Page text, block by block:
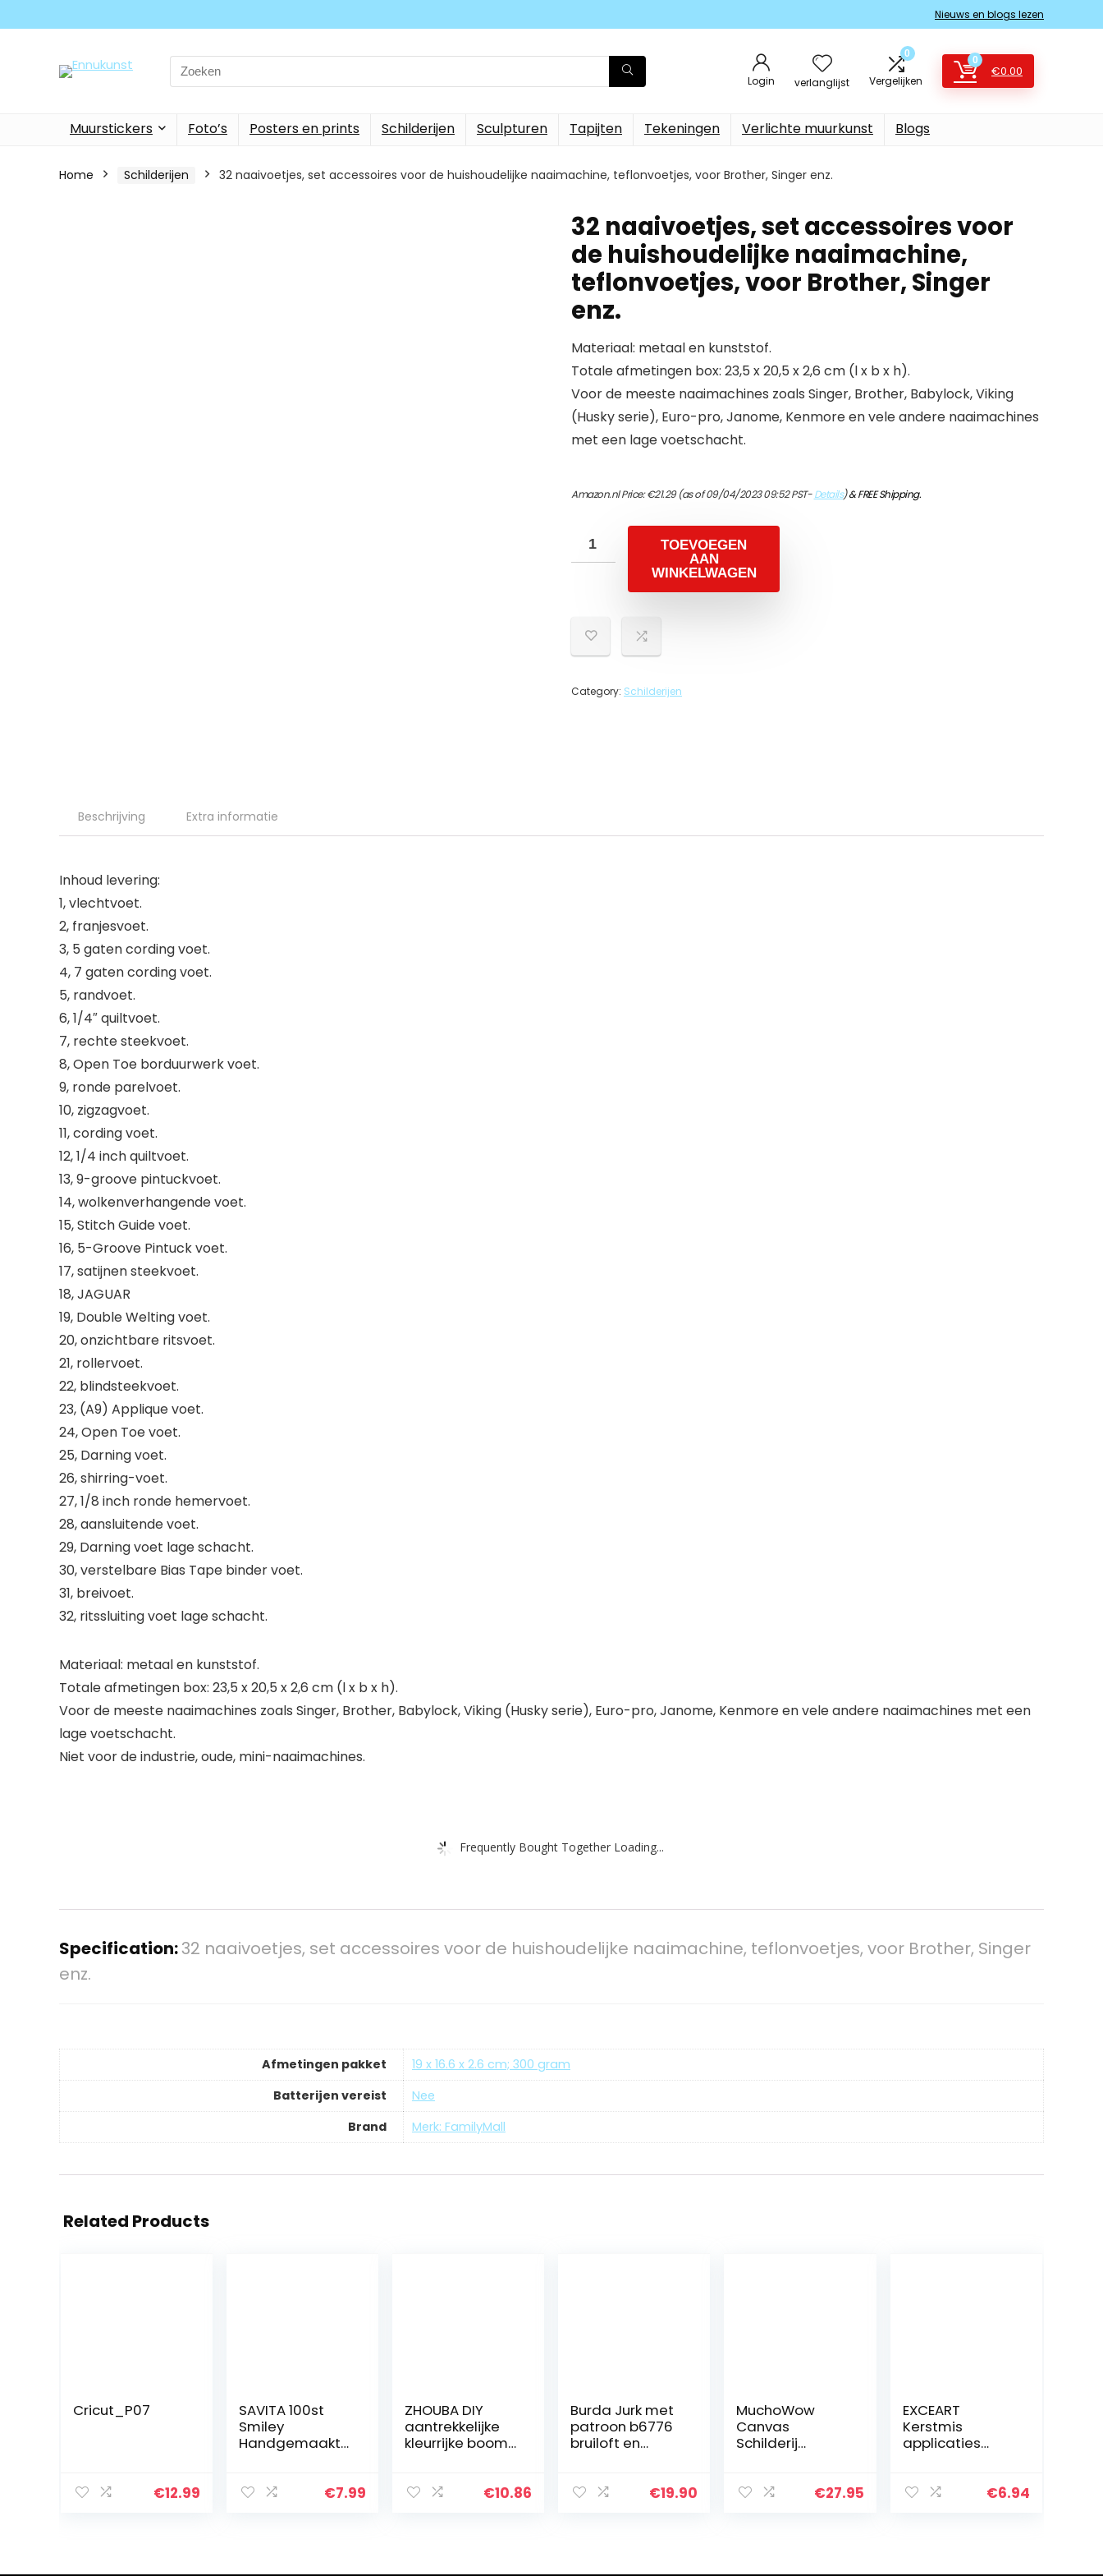
Nieuws en blogs lezen
Search
for:
Login verlanglijst
0
Vergelijken
0
€0.00
Muurstickers Foto’s Posters en prints Schilderijen Sculpturen Tapijten Tekeningen Verlichte muurkunst Blogs
Home Schilderijen 32 naaivoetjes, set accessoires voor de huishoudelijke naaimachine, teflonvoetjes, voor Brother, Singer enz.
32 naaivoetjes, set accessoires voor
de huishoudelijke naaimachine,
teflonvoetjes, voor Brother, Singer
enz.
Materiaal: metaal en kunststof.
Totale afmetingen box: 23,5 x 20,5 x 2,6 cm (l x b x h).
Voor de meeste naaimachines zoals Singer, Brother, Babylock, Viking
(Husky serie), Euro-pro, Janome, Kenmore en vele andere naaimachines
met een lage voetschacht.
Amazon.nl Price:€21.29(as of 09/04/2023 09:52 PST-Details)&FREE Shipping.
TOEVOEGEN
AAN
WINKELWAGEN
Category: Schilderijen
Beschrijving Extra informatie
Inhoud levering:
1, vlechtvoet.
2, franjesvoet.
3, 5 gaten cording voet.
4, 7 gaten cording voet.
5, randvoet.
6, 1/4″ quiltvoet.
7, rechte steekvoet.
8, Open Toe borduurwerk voet.
9, ronde parelvoet.
10, zigzagvoet.
11, cording voet.
12, 1/4 inch quiltvoet.
13, 9-groove pintuckvoet.
14, wolkenverhangende voet.
15, Stitch Guide voet.
16, 5-Groove Pintuck voet.
17, satijnen steekvoet.
18, JAGUAR
19, Double Welting voet.
20, onzichtbare ritsvoet.
21, rollervoet.
22, blindsteekvoet.
23, (A9) Applique voet.
24, Open Toe voet.
25, Darning voet.
26, shirring-voet.
27, 1/8 inch ronde hemervoet.
28, aansluitende voet.
29, Darning voet lage schacht.
30, verstelbare Bias Tape binder voet.
31, breivoet.
32, ritssluiting voet lage schacht.
Materiaal: metaal en kunststof.
Totale afmetingen box: 23,5 x 20,5 x 2,6 cm (l x b x h).
Voor de meeste naaimachines zoals Singer, Brother, Babylock, Viking (Husky serie), Euro-pro, Janome, Kenmore en vele andere naaimachines met een
lage voetschacht.
Niet voor de industrie, oude, mini-naaimachines.
Frequently Bought Together Loading...
Specification:32 naaivoetjes, set accessoires voor de huishoudelijke naaimachine, teflonvoetjes, voor Brother, Singer
enz.
Afmetingen pakket
‎19 x 16.6 x 2.6 cm; 300 gram
Batterijen vereist
‎Nee
Brand
Merk: FamilyMall
Related Products
Cricut_P07
€12.99
SAVITA 100st
Smiley
Handgemaakte
Kleuren Smiley
€7.99
ZHOUBA DIY
aantrekkelijke
kleurrijke boom
diamant
€10.86
Burda Jurk met
patroon b6776
bruiloft en
€19.90
MuchoWow
Canvas
Schilderij
melkmeisje –
€27.95
EXCEART
Kerstmis
applicaties
Rendier Patches
€6.94